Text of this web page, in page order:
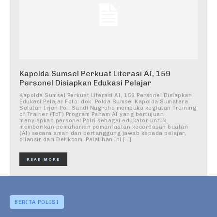
Kapolda Sumsel Perkuat Literasi AI, 159
Personel Disiapkan Edukasi Pelajar
Kapolda Sumsel Perkuat Literasi AI, 159 Personel Disiapkan
Edukasi Pelajar Foto: dok. Polda Sumsel Kapolda Sumatera
Selatan Irjen Pol. Sandi Nugroho membuka kegiatan Training
of Trainer (ToT) Program Paham AI yang bertujuan
menyiapkan personel Polri sebagai edukator untuk
memberikan pemahaman pemanfaatan kecerdasan buatan
(AI) secara aman dan bertanggung jawab kepada pelajar,
dilansir dari Detikcom. Pelatihan ini […]
READ MORE
BERITA POLISI